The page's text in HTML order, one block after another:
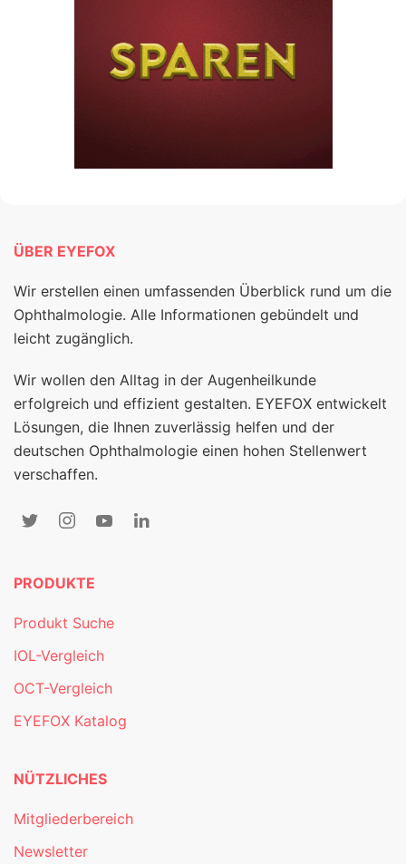
ÜBER EYEFOX
Wir erstellen einen umfassenden Überblick rund um die
Ophthalmologie. Alle Informationen gebündelt und
leicht zugänglich.
Wir wollen den Alltag in der Augenheilkunde
erfolgreich und effizient gestalten. EYEFOX entwickelt
Lösungen, die Ihnen zuverlässig helfen und der
deutschen Ophthalmologie einen hohen Stellenwert
verschaffen.
PRODUKTE
Produkt Suche
IOL-Vergleich
OCT-Vergleich
EYEFOX Katalog
NÜTZLICHES
Mitgliederbereich
Newsletter